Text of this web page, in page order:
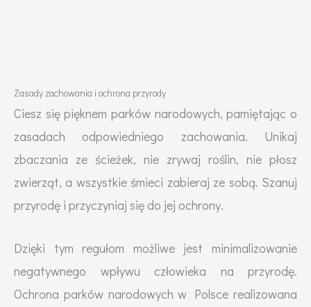
Zasady zachowania i ochrona przyrody
Ciesz się pięknem parków narodowych, pamiętając o
zasadach odpowiedniego zachowania. Unikaj
zbaczania ze ścieżek, nie zrywaj roślin, nie płosz
zwierząt, a wszystkie śmieci zabieraj ze sobą. Szanuj
przyrodę i przyczyniaj się do jej ochrony.
Dzięki tym regułom możliwe jest minimalizowanie
negatywnego wpływu człowieka na przyrodę.
Ochrona parków narodowych w Polsce realizowana